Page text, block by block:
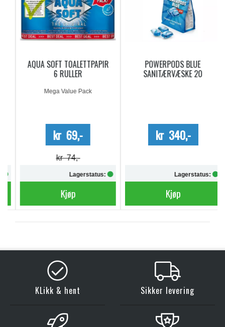
AQUA SOFT TOALETTPAPIR
6 RULLER
Mega Value Pack
kr 69,-
kr 74,-
Lagerstatus:
Kjøp
POWERPODS BLUE
SANITÆRVÆSKE 20
kr 340,-
Lagerstatus:
Kjøp
KLikk & hent Sikker levering